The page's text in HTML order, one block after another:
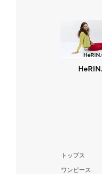
トップス
ワンピース